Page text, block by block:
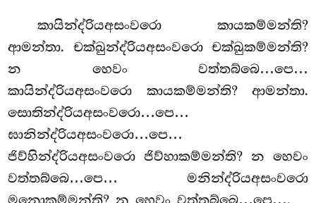
කායින්ද්රියඅසංවරො කායකම්මන්ති?
ආමන්තා. චක්ඛුන්ද්රියඅසංවරො චක්ඛුකම්මන්ති?
න හෙවං වත්තබ්බෙ…පෙ…
කායින්ද්රියඅසංවරො කායකම්මන්ති? ආමන්තා.
සොතින්ද්රියඅසංවරො…පෙ…
ඝානින්ද්රියඅසංවරො…පෙ…
ජිව්හින්ද්රියඅසංවරො ජිව්හාකම්මන්ති? න හෙවං
වත්තබ්බෙ…පෙ… මනින්ද්රියඅසංවරො